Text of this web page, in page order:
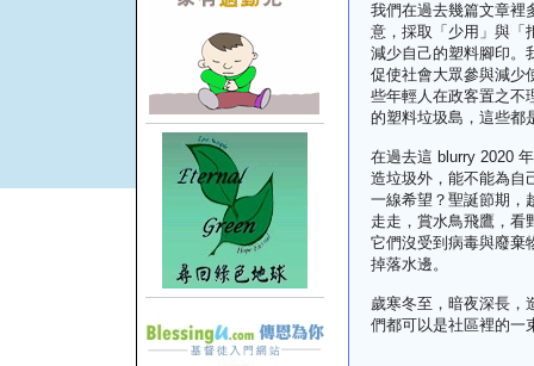
我們在過去幾篇文章裡
意，採取「少用」與「
減少自己的塑料腳印。
促使社會大眾參與減少
些年輕人在政客置之不
的塑料垃圾島，這些都
在過去這 blurry 2020
造垃圾外，能不能為自
一線希望？聖誕節期，
走走，賞水鳥飛鷹，看
它們沒受到病毒與廢棄
掉落水邊。
歲寒冬至，暗夜深長，
們都可以是社區裡的一